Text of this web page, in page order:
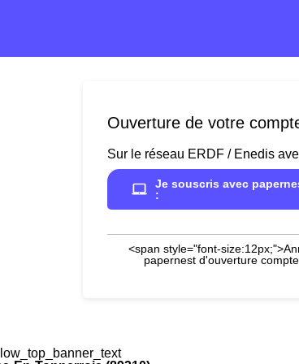
Ouverture de votre
Sur le réseau ERDF / Enedis
Je souscris avec
:
<span style="font-
papernest d'ouverture